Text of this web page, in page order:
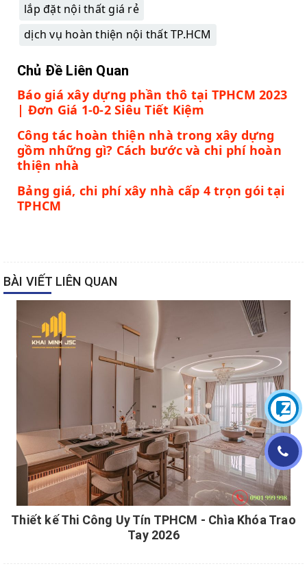
lắp đặt nội thất giá rẻ
dịch vụ hoàn thiện nội thất TP.HCM
Chủ Đề Liên Quan
Báo giá xây dựng phần thô tại TPHCM 2023
| Đơn Giá 1-0-2 Siêu Tiết Kiệm
Công tác hoàn thiện nhà trong xây dựng
gồm những gì? Cách bước và chi phí hoàn
thiện nhà
Bảng giá, chi phí xây nhà cấp 4 trọn gói tại
TPHCM
BÀI VIẾT LIÊN QUAN
Thiết kế Thi Công Uy Tín TPHCM - Chìa Khóa Trao
Tay 2026